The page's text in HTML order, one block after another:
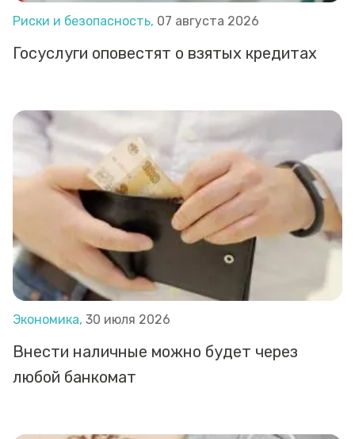
Риски и безопасность, 07 августа 2026
Госуслуги оповестят о взятых кредитах
Экономика, 30 июля 2026
Внести наличные можно будет через
любой банкомат